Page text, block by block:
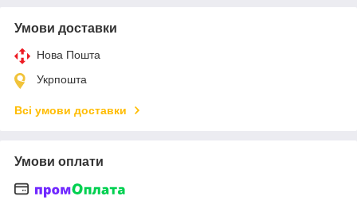
Умови доставки
Нова Пошта
Укрпошта
Всі умови доставки
Умови оплати